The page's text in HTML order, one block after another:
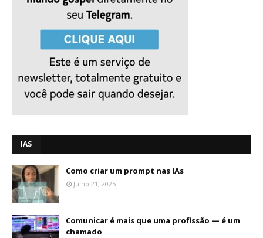
IAS
Como criar um prompt nas IAs
Julho 21, 2025
Comunicar é mais que uma profissão — é um
chamado